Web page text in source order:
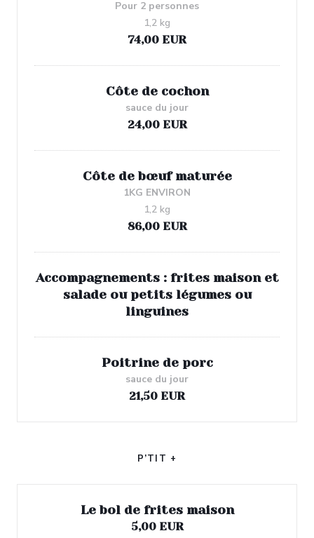
Pour 2 personnes
74,00 EUR
1,2 kg
Côte de cochon
sauce du jour
24,00 EUR
Côte de bœuf maturée
1KG ENVIRON
86,00 EUR
1,2 kg
Accompagnements : frites maison et
salade ou petits légumes ou
linguines
Poitrine de porc
sauce du jour
21,50 EUR
P’TIT +
Le bol de frites maison
5,00 EUR